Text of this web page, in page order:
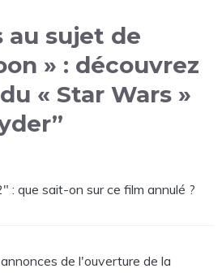
au sujet de
» : découvrez
« Star Wars »
: que sait-on sur ce film annulé ?
de l'ouverture de la